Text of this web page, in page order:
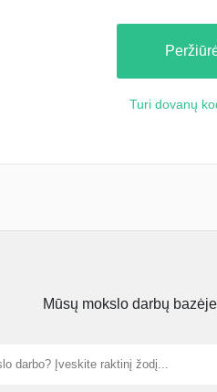
Turi dovanų
Mūsų mokslo darbų